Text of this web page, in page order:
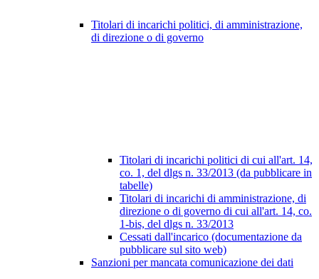
Titolari di incarichi politici, di amministrazione,
di direzione o di governo
Titolari di incarichi politici di cui all'art. 14,
co. 1, del dlgs n. 33/2013 (da pubblicare in
tabelle)
Titolari di incarichi di amministrazione, di
direzione o di governo di cui all'art. 14, co.
1-bis, del dlgs n. 33/2013
Cessati dall'incarico (documentazione da
pubblicare sul sito web)
Sanzioni per mancata comunicazione dei dati